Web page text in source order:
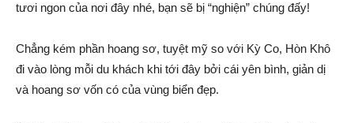
tươi ngon của nơi đây nhé, bạn sẽ bị “nghiện” chúng đấy!
Chẳng kém phần hoang sơ, tuyệt mỹ so với Kỳ Co, Hòn Khô
đi vào lòng mỗi du khách khi tới đây bởi cái yên bình, giản dị
và hoang sơ vốn có của vùng biển đẹp.